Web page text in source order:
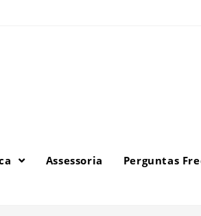
Assessoria Perguntas